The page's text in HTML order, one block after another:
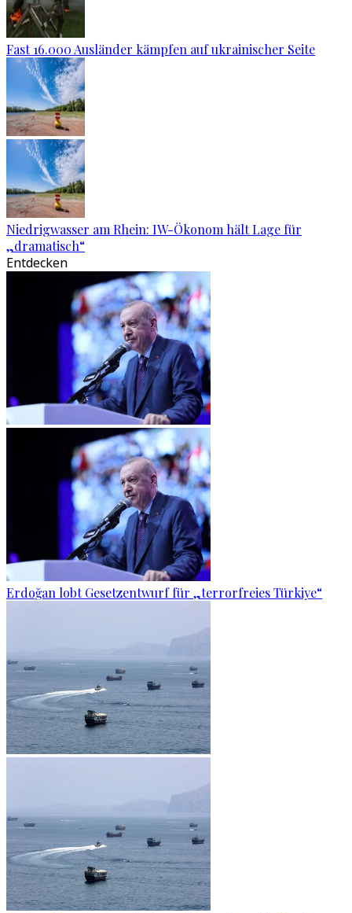
Fast 16.000 Ausländer kämpfen auf ukrainischer Seite
Niedrigwasser am Rhein: IW-Ökonom hält Lage für
„dramatisch“
Entdecken
Erdoğan lobt Gesetzentwurf für „terrorfreies Türkiye“